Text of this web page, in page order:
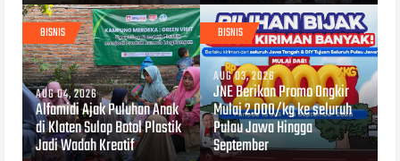
BISNIS
AUG 04, 2026
Alfamidi Ajak Puluhan Anak
di Klaten Sulap Botol Plastik
Jadi Wadah Kreatif
BISNIS
AUG 03, 2026
JNE Berikan Promo Ongkir
Mulai 2.000/kg ke seluruh
Pulau Jawa Hingga
September